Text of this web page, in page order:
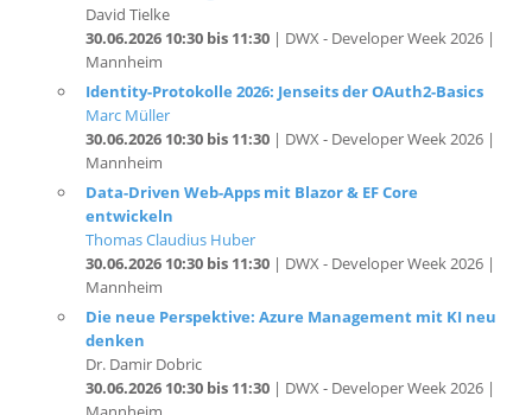
Mannheim
Identity-Protokolle 2026: Jenseits der OAuth2-Basics
Marc Müller
30.06.2026 10:30 bis 11:30| DWX - Developer Week 2026 |
Mannheim
Data-Driven Web-Apps mit Blazor & EF Core
entwickeln
Thomas Claudius Huber
30.06.2026 10:30 bis 11:30
Mannheim
Die neue Perspektive: Azure Management mit KI neu
denken
Dr. Damir Dobric
30.06.2026 10:30 bis 11:30
Mannheim
Hands-on Workshop: Bye Vibe, Hello Vise Coding ... mit